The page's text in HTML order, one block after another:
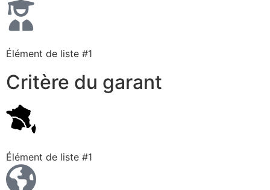
Élément de liste #1
Critère du garant
Élément de liste #1